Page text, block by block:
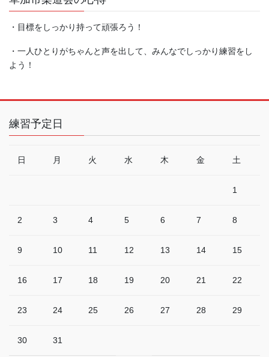
・目標をしっかり持って頑張ろう！
・一人ひとりがちゃんと声を出して、みんなでしっかり練習をし
よう！
練習予定日
日 月 火 水 木 金 土
1
2 3 4 5 6 7 8
9 10 11 12 13 14 15
16 17 18 19 20 21 22
23 24 25 26 27 28 29
30 31